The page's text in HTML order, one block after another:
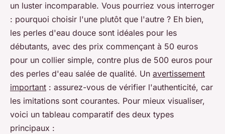
un luster incomparable. Vous pourriez vous interroger
: pourquoi choisir l'une plutôt que l'autre ? Eh bien,
les perles d'eau douce sont idéales pour les
débutants, avec des prix commençant à 50 euros
pour un collier simple, contre plus de 500 euros pour
des perles d'eau salée de qualité. Un avertissement
important : assurez-vous de vérifier l'authenticité, car
les imitations sont courantes. Pour mieux visualiser,
voici un tableau comparatif des deux types
principaux :